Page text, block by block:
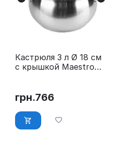
Кастрюля 3 л Ø 18 см
с крышкой Maestro
грн.766